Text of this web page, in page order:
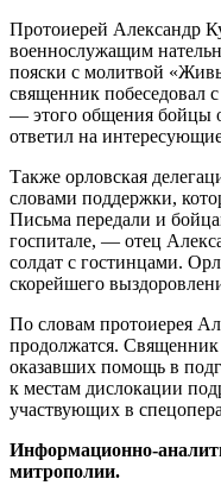
Протоиерей Александр
военнослужащим
пояски с молитвой
священник побеседовал
— этого общения бойцы
ответил на
Также орловская
словами поддержки,
Письма передали и
госпитале, — отец
солдат с гостинцами.
скорейшего
По словам протоиерея
продолжатся. Священник
оказавших помощь в
к местам дислокации
участвующих в
Информационно-
митрополии.